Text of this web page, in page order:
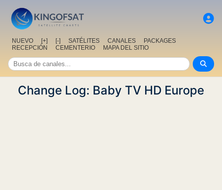
NUEVO [+] [-] SATÉLITES CANALES
PACKAGES
RECEPCIÓN
CEMENTERIO MAPA DEL SITIO
Change Log: Baby TV HD Europe